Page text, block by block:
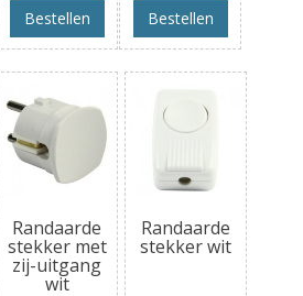
Bestellen
Bestellen
Randaarde
stekker met
zij-uitgang
wit
Randaarde
stekker wit